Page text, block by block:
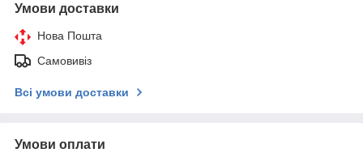
Умови доставки
Нова Пошта
Самовивіз
Всі умови доставки
Умови оплати